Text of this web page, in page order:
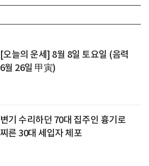
[오늘의 운세] 8월 8일 토요일 (음력
6월 26일 甲寅)
변기 수리하던 70대 집주인 흉기로
찌른 30대 세입자 체포